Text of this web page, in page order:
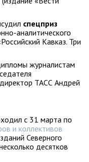
спецприз
аналитического
Кавказ. Три
журналистам
ТАСС Андрей
с 31 марта по
и коллективов
Северного
десятков